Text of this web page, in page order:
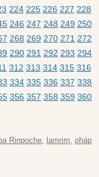
224 225 226 227 228
246 247 248 249 250
268 269 270 271 272
290 291 292 293 294
312 313 314 315 316
334 335 336 337 338
356 357 358 359 360
Rinpoche, lamrim, pháp